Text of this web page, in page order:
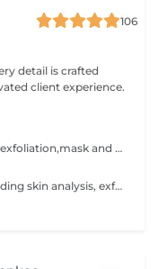
106
detail is crafted
client experience.
A refreshing facial including cleansing,exfoliation,mask and hydration. perefcet for maintaining healthy,radiant skin.
A complete deep cleansing facial including skin analysis, exfoliation,extractions (if needed),soothing mask and hydration. Designed to deeply cleanse the skin, unclog pores and leave your complexion fresh, smooth and radiant.